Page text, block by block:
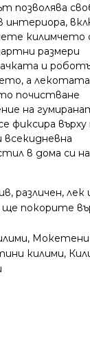
позволява
интериора,
килимчето
размери
и
а
почистване
на
фиксира
всекидневна
в дома си
различен,
покорите
, Мокетени
килими,